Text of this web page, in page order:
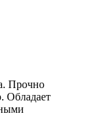
Прочно
Обладает